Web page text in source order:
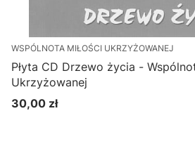
WSPÓLNOTA MIŁOŚCI UKRZYŻOWANEJ
Płyta CD Drzewo życia -
Ukrzyżowanej
Cena
30,00 zł